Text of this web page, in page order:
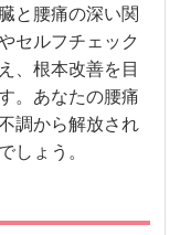
と腰痛の深い関
セルフチェック
、根本改善を目
。あなたの腰痛
調から解放され
しょう。